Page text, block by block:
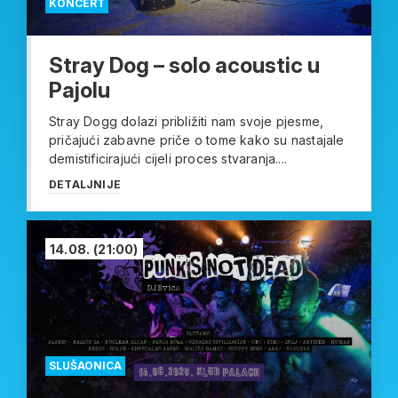
KONCERT
Stray Dog – solo acoustic u
Pajolu
Stray Dogg dolazi približiti nam svoje pjesme,
pričajući zabavne priče o tome kako su nastajale
demistificirajući cijeli proces stvaranja....
DETALJNIJE
SLUŠAONICA
14.08. (21:00)